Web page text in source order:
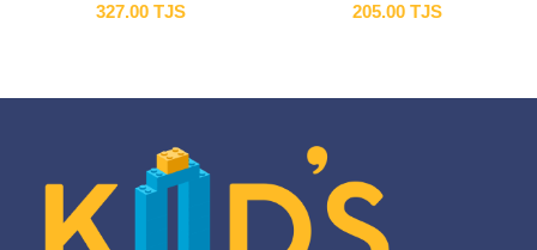
327.00 TJS 205.00 TJS